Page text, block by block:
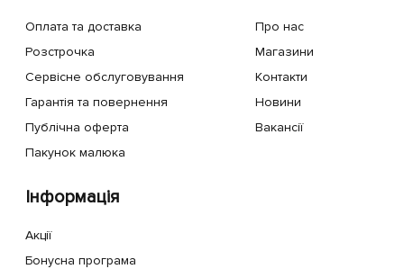
Оплата та доставка
Розстрочка
Сервісне обслуговування
Гарантія та повернення
Публічна оферта
Пакунок малюка
Про нас
Магазини
Контакти
Новини
Вакансії
Інформація
Акції
Бонусна програма